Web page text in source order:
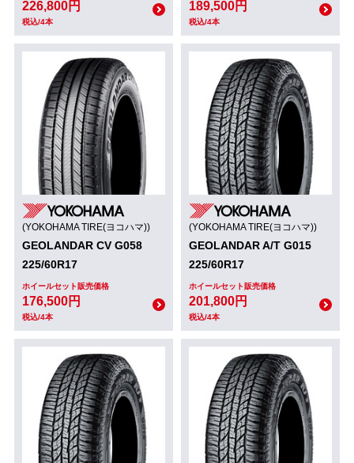
226,800円
税込/4本
189,500円
税込/4本
(YOKOHAMA TIRE(ヨコハマ))
GEOLANDAR CV G058
225/60R17
ホイールセット販売価格
176,500円
税込/4本
(YOKOHAMA TIRE(ヨコハマ))
GEOLANDAR A/T G015
225/60R17
ホイールセット販売価格
201,800円
税込/4本